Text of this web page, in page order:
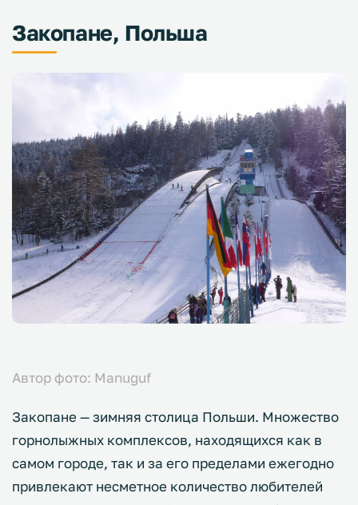
Закопане, Польша
Автор фото: Manuguf
Закопане — зимняя столица Польши. Множество
горнолыжных комплексов, находящихся как в
самом городе, так и за его пределами ежегодно
привлекают несметное количество любителей